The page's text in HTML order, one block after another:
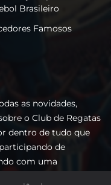
Brasileiro
Famosos
as novidades,
o Club de Regatas
dentro de tudo que
de
com uma